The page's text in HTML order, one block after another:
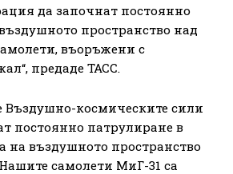
да започнат постоянно
пространство над
въоръжени с
предаде ТАСС.
Въздушно-космическите сили
постоянно патрулиране в
на въздушното пространство
самолети МиГ-31 са